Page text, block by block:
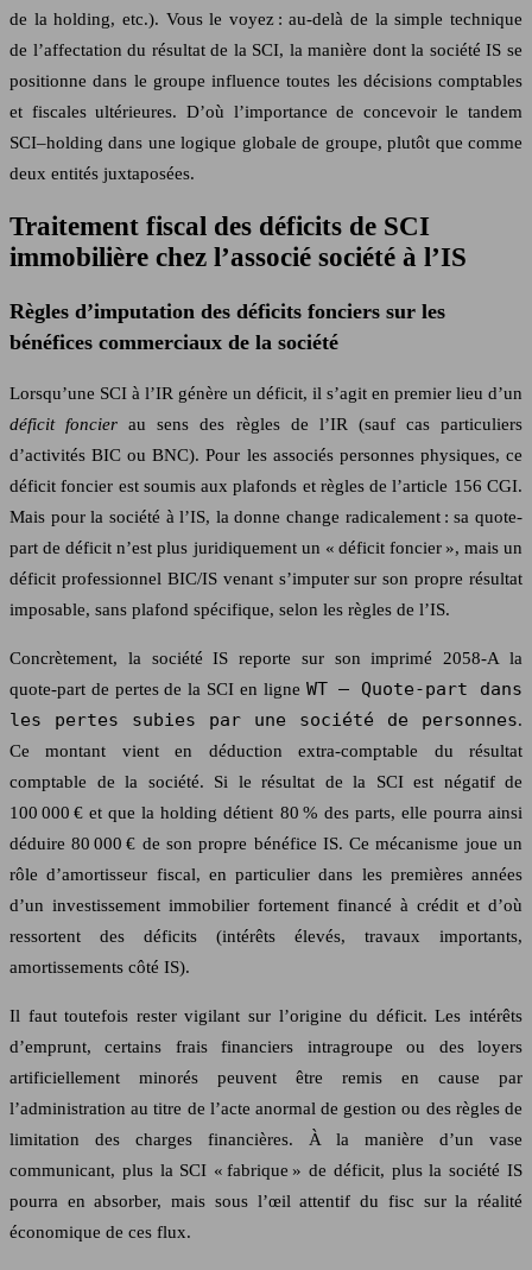
de la holding, etc.). Vous le voyez : au-delà de la simple technique
de l’affectation du résultat de la SCI, la manière dont la société IS se
positionne dans le groupe influence toutes les décisions comptables
et fiscales ultérieures. D’où l’importance de concevoir le tandem
SCI–holding dans une logique globale de groupe, plutôt que comme
deux entités juxtaposées.
Traitement fiscal des déficits de SCI
immobilière chez l’associé société à l’IS
Règles d’imputation des déficits fonciers sur les
bénéfices commerciaux de la société
Lorsqu’une SCI à l’IR génère un déficit, il s’agit en premier lieu d’un
déficit foncier au sens des règles de l’IR (sauf cas particuliers
d’activités BIC ou BNC). Pour les associés personnes physiques, ce
déficit foncier est soumis aux plafonds et règles de l’article 156 CGI.
Mais pour la société à l’IS, la donne change radicalement : sa quote-
part de déficit n’est plus juridiquement un « déficit foncier », mais un
déficit professionnel BIC/IS venant s’imputer sur son propre résultat
imposable, sans plafond spécifique, selon les règles de l’IS.
Concrètement, la société IS reporte sur son imprimé 2058-A la
quote-part de pertes de la SCI en ligne WT – Quote-part dans
les pertes subies par une société de personnes.
Ce montant vient en déduction extra-comptable du résultat
comptable de la société. Si le résultat de la SCI est négatif de
100 000 € et que la holding détient 80 % des parts, elle pourra ainsi
déduire 80 000 € de son propre bénéfice IS. Ce mécanisme joue un
rôle d’amortisseur fiscal, en particulier dans les premières années
d’un investissement immobilier fortement financé à crédit et d’où
ressortent des déficits (intérêts élevés, travaux importants,
amortissements côté IS).
Il faut toutefois rester vigilant sur l’origine du déficit. Les intérêts
d’emprunt, certains frais financiers intragroupe ou des loyers
artificiellement minorés peuvent être remis en cause par
l’administration au titre de l’acte anormal de gestion ou des règles de
limitation des charges financières. À la manière d’un vase
communicant, plus la SCI « fabrique » de déficit, plus la société IS
pourra en absorber, mais sous l’œil attentif du fisc sur la réalité
économique de ces flux.